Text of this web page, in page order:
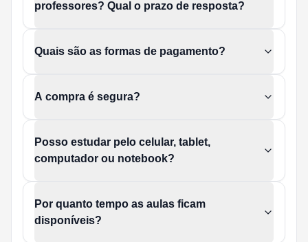
professores? Qual o prazo de resposta?
Quais são as formas de pagamento?
A compra é segura?
Posso estudar pelo celular, tablet,
computador ou notebook?
Por quanto tempo as aulas ficam
disponíveis?